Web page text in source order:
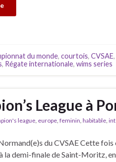
du monde, courtois, CVSAE,
, Régate internationale, wims series
League à
league europe feminin habitable
du CVSAE Cette fois
demi-finale de Saint-Moritz,